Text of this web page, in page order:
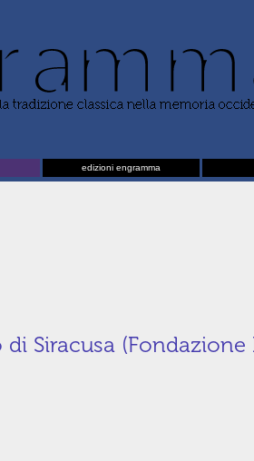
edizioni engramma
Siracusa (Fondazione